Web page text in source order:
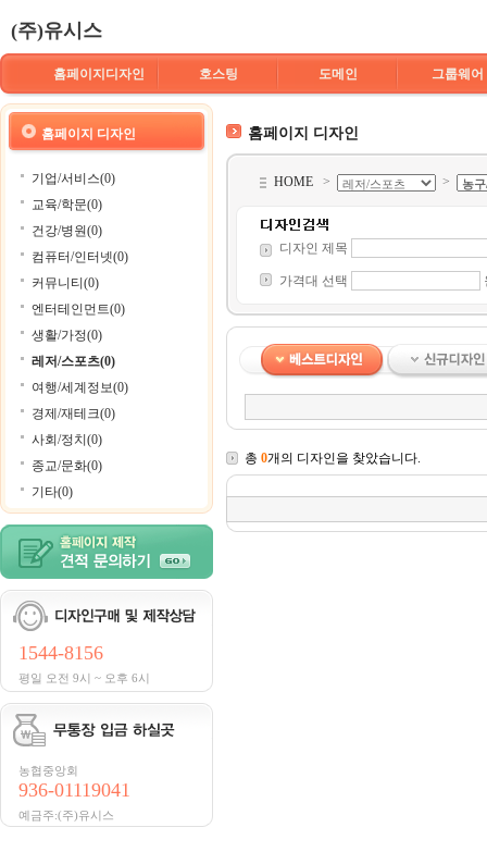
(주)유시스
홈페이지디자인 호스팅 도메인 그룹웨어
홈페이지 디자인
기업/서비스(0)
교육/학문(0)
건강/병원(0)
컴퓨터/인터넷(0)
커뮤니티(0)
엔터테인먼트(0)
생활/가정(0)
레저/스포츠(0)
여행/세계정보(0)
경제/재테크(0)
사회/정치(0)
종교/문화(0)
기타(0)
1544-8156
평일 오전 9시 ~ 오후 6시
농협중앙회
936-01119041
예금주:(주)유시스
홈페이지 디자인
HOME > >
디자인 제목
가격대 선택
총 0개의 디자인을 찾았습니다.